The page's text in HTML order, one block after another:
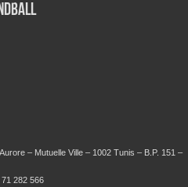
– Mutuelle Ville – 1002 Tunis – B.P. 151 –
282 566